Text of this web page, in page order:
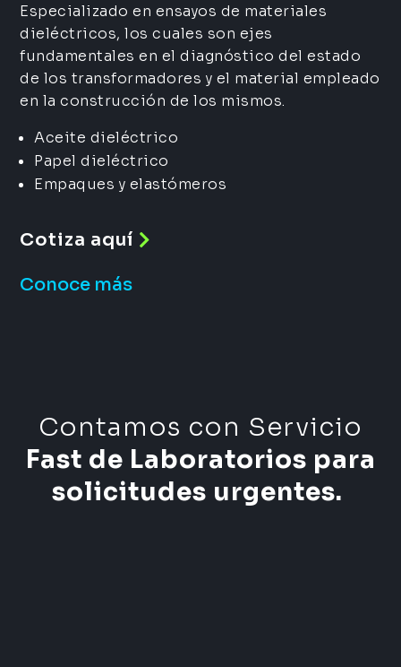
Especializado en ensayos de materiales
dieléctricos, los cuales son ejes
fundamentales en el diagnóstico del estado
de los transformadores y el material empleado
en la construcción de los mismos.
Aceite dieléctrico
Papel dieléctrico
Empaques y elastómeros
Cotiza aquí
Conoce más
Contamos con Servicio
Fast de Laboratorios para
solicitudes urgentes.